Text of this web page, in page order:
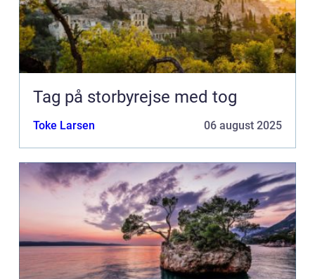
Tag på storbyrejse med tog
Toke Larsen 06 august 2025